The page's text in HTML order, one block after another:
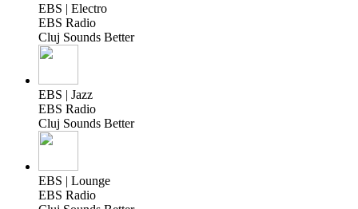
EBS | Electro
EBS Radio
Cluj Sounds Better
EBS | Jazz
EBS Radio
Cluj Sounds Better
EBS | Lounge
EBS Radio